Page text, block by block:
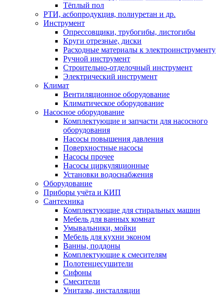
Тёплый пол
РТИ, асбопродукция, полиуретан и др.
Инструмент
Опрессовщики, трубогибы, листогибы
Круги отрезные, диски
Расходные материалы к электроинструменту
Ручной инструмент
Строительно-отделочный инструмент
Электрический инструмент
Климат
Вентиляционное оборудование
Климатическое оборудование
Насосное оборудование
Комплектующие и запчасти для насосного
оборудования
Насосы повышения давления
Поверхностные насосы
Насосы прочее
Насосы циркуляционные
Установки водоснабжения
Оборудование
Приборы учёта и КИП
Сантехника
Комплектующие для стиральных машин
Мебель для ванных комнат
Умывальники, мойки
Мебель для кухни эконом
Ванны, поддоны
Комплектующие к смесителям
Полотенцесушители
Сифоны
Смесители
Унитазы, инсталляции